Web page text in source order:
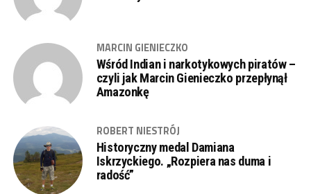
MARCIN GIENIECZKO
Wśród Indian i narkotykowych piratów –
czyli jak Marcin Gienieczko przepłynął
Amazonkę
ROBERT NIESTRÓJ
Historyczny medal Damiana
Iskrzyckiego. „Rozpiera nas duma i
radość”